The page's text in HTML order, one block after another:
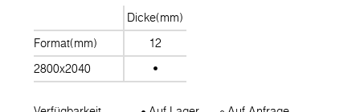
Dicke(mm)
Format(mm)
12
2800x2040